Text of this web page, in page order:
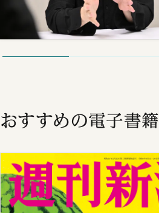
おすすめの電子書籍